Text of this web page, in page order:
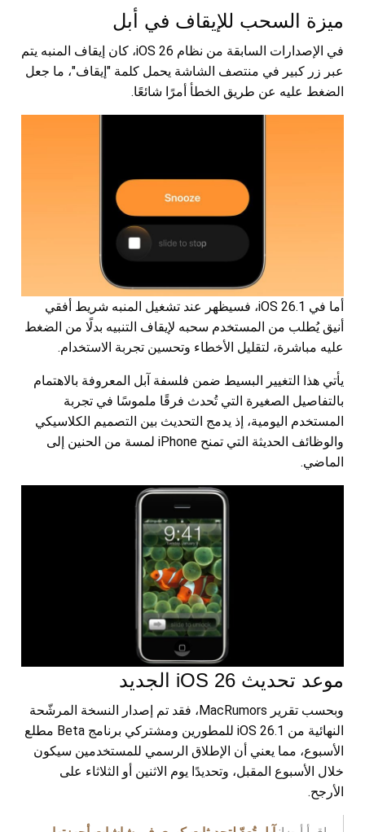
ميزة السحب للإيقاف في أبل
في الإصدارات السابقة من نظام iOS 26، كان إيقاف المنبه يتم
عبر زر كبير في منتصف الشاشة يحمل كلمة "إيقاف"، ما جعل
الضغط عليه عن طريق الخطأ أمرًا شائعًا.
أما في iOS 26.1، فسيظهر عند تشغيل المنبه شريط أفقي
أنيق يُطلب من المستخدم سحبه لإيقاف التنبيه بدلًا من الضغط
عليه مباشرة، لتقليل الأخطاء وتحسين تجربة الاستخدام.
يأتي هذا التغيير البسيط ضمن فلسفة آبل المعروفة بالاهتمام
بالتفاصيل الصغيرة التي تُحدث فرقًا ملموسًا في تجربة
المستخدم اليومية، إذ يدمج التحديث بين التصميم الكلاسيكي
والوظائف الحديثة التي تمنح iPhone لمسة من الحنين إلى
الماضي.
موعد تحديث iOS 26 الجديد
وبحسب تقرير MacRumors، فقد تم إصدار النسخة المرشّحة
النهائية من iOS 26.1 للمطورين ومشتركي برنامج Beta مطلع
الأسبوع، مما يعني أن الإطلاق الرسمي للمستخدمين سيكون
خلال الأسبوع المقبل، وتحديدًا يوم الاثنين أو الثلاثاء على
الأرجح.